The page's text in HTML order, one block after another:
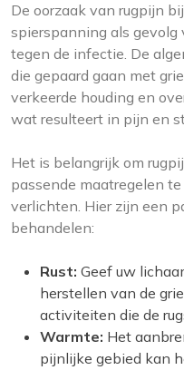
De oorzaak van rugpijn
spierspanning als
tegen de infectie. De
die gepaard gaan met
verkeerde houding en
wat resulteert in pijn en
Het is belangrijk om
passende maatregelen
verlichten. Hier zijn een
behandelen:
Rust: Geef uw
herstellen van de
activiteiten die de
Warmte: Het
pijnlijke gebied kan